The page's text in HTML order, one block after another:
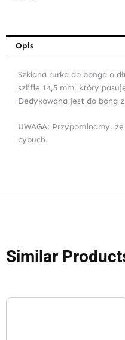
Opis
Szklana rurka do bonga o
szlifie 14,5 mm, który
Dedykowana jest do bong
UWAGA: Przypominamy,
cybuch.
Similar